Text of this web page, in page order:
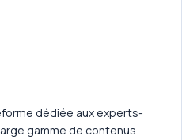
dédiée aux experts-
gamme de contenus